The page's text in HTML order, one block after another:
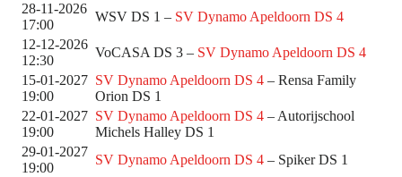
28-11-2026
17:00
WSV DS 1 – SV Dynamo Apeldoorn DS 4
12-12-2026
12:30
VoCASA DS 3 – SV Dynamo Apeldoorn DS 4
15-01-2027
19:00
SV Dynamo Apeldoorn DS 4 – Rensa Family
Orion DS 1
22-01-2027
19:00
SV Dynamo Apeldoorn DS 4 – Autorijschool
Michels Halley DS 1
29-01-2027
19:00
SV Dynamo Apeldoorn DS 4 – Spiker DS 1